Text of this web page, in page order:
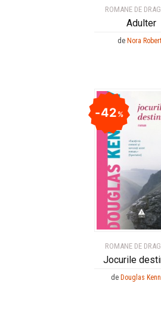
ROMANE DE
Adulter
de Nora
ROMANE DE
Jocurile
42%
de Douglas